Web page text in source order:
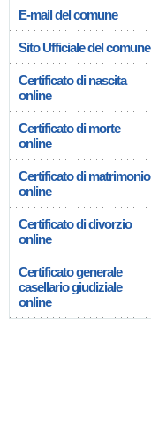
E-mail del comune
Sito Ufficiale del comune
Certificato di nascita
online
Certificato di morte
online
Certificato di matrimonio
online
Certificato di divorzio
online
Certificato generale
casellario giudiziale
online